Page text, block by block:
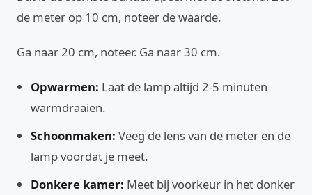
de meter op 10 cm, noteer de waarde.
Ga naar 20 cm, noteer. Ga naar 30 cm.
Opwarmen: Laat de lamp altijd 2-5 minuten
warmdraaien.
Schoonmaken: Veeg de lens van de meter en de
lamp voordat je meet.
Donkere kamer: Meet bij voorkeur in het donker